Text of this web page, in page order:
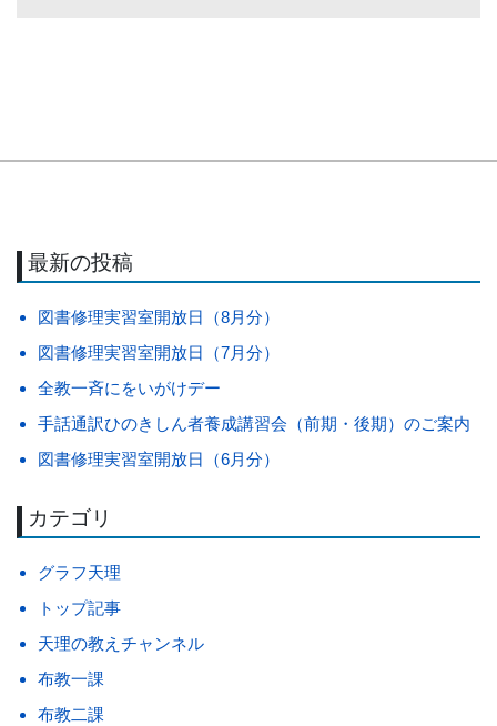
最新の投稿
図書修理実習室開放日（8月分）
図書修理実習室開放日（7月分）
全教一斉にをいがけデー
手話通訳ひのきしん者養成講習会（前期・後期）のご案内
図書修理実習室開放日（6月分）
カテゴリ
グラフ天理
トップ記事
天理の教えチャンネル
布教一課
布教二課